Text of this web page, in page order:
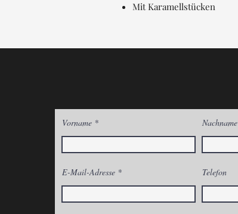
Mit Karamellstücken
Vorname Nachname
E-Mail-Adresse Telefon